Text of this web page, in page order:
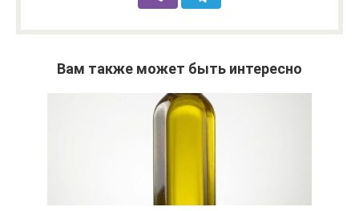
Вам также может быть интересно